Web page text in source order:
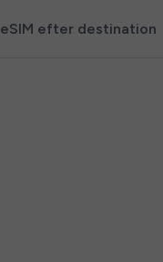
eSIM efter destination